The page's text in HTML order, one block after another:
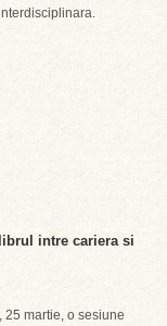
intre cariera si
martie, o sesiune